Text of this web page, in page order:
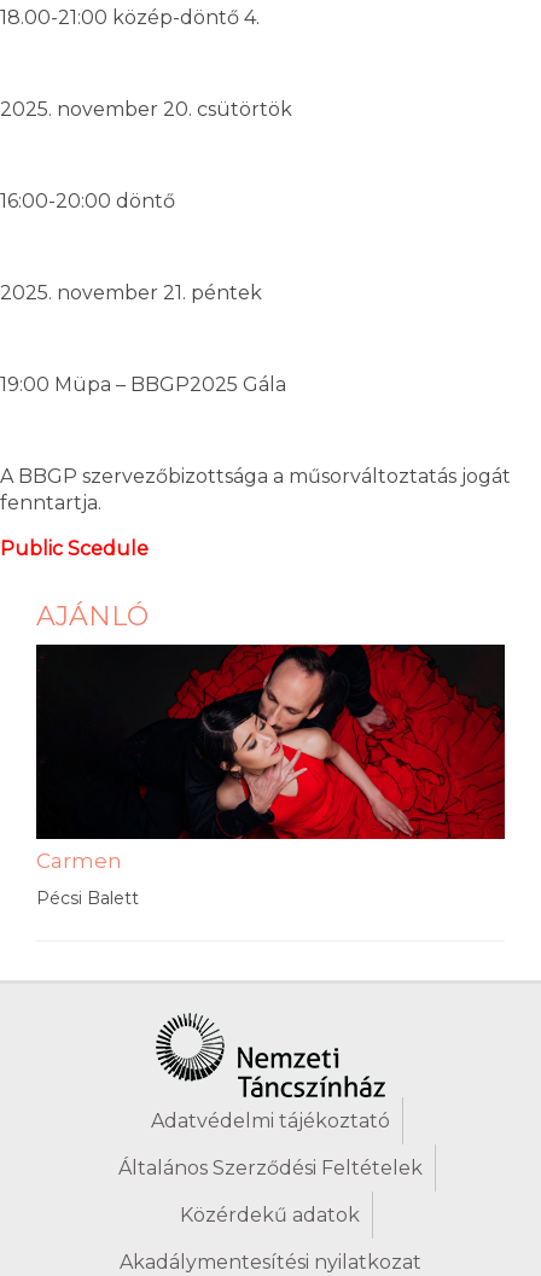
18.00-21:00 közép-döntő 4.
2025. november 20. csütörtök
16:00-20:00 döntő
2025. november 21. péntek
19:00 Müpa – BBGP2025 Gála
A BBGP szervezőbizottsága a műsorváltoztatás jogát
fenntartja.
Public Scedule
AJÁNLÓ
Carmen
Pécsi Balett
Adatvédelmi tájékoztató
Általános Szerződési Feltételek
Közérdekű adatok
Akadálymentesítési nyilatkozat